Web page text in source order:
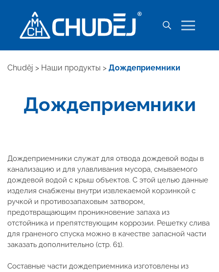
Chuděj > Наши продукты > Дождеприемники
Дождеприемники
Дождеприемники служат для отвода дождевой воды в
канализацию и для улавливания мусора, смываемого
дождевой водой с крыш объектов. С этой целью данные
изделия снабжены внутри извлекаемой корзинкой с
ручкой и противозапаховым затвором,
предотвращающим проникновение запаха из
отстойника и препятствующим коррозии. Решетку слива
для граненого спуска можно в качестве запасной части
заказать дополнительно (стр. 61).
Составные части дождеприемника изготовлены из